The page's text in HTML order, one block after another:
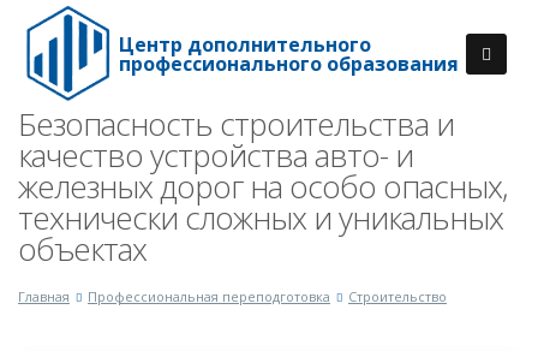
Центр дополнительного
профессионального образования
Безопасность строительства и
качество устройства авто- и
железных дорог на особо опасных,
технически сложных и уникальных
объектах
Главная Профессиональная переподготовка Строительство